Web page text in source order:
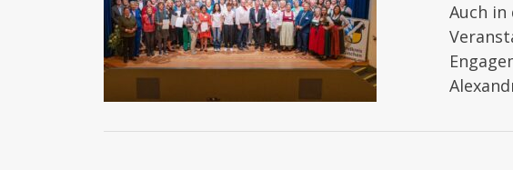
Auch in